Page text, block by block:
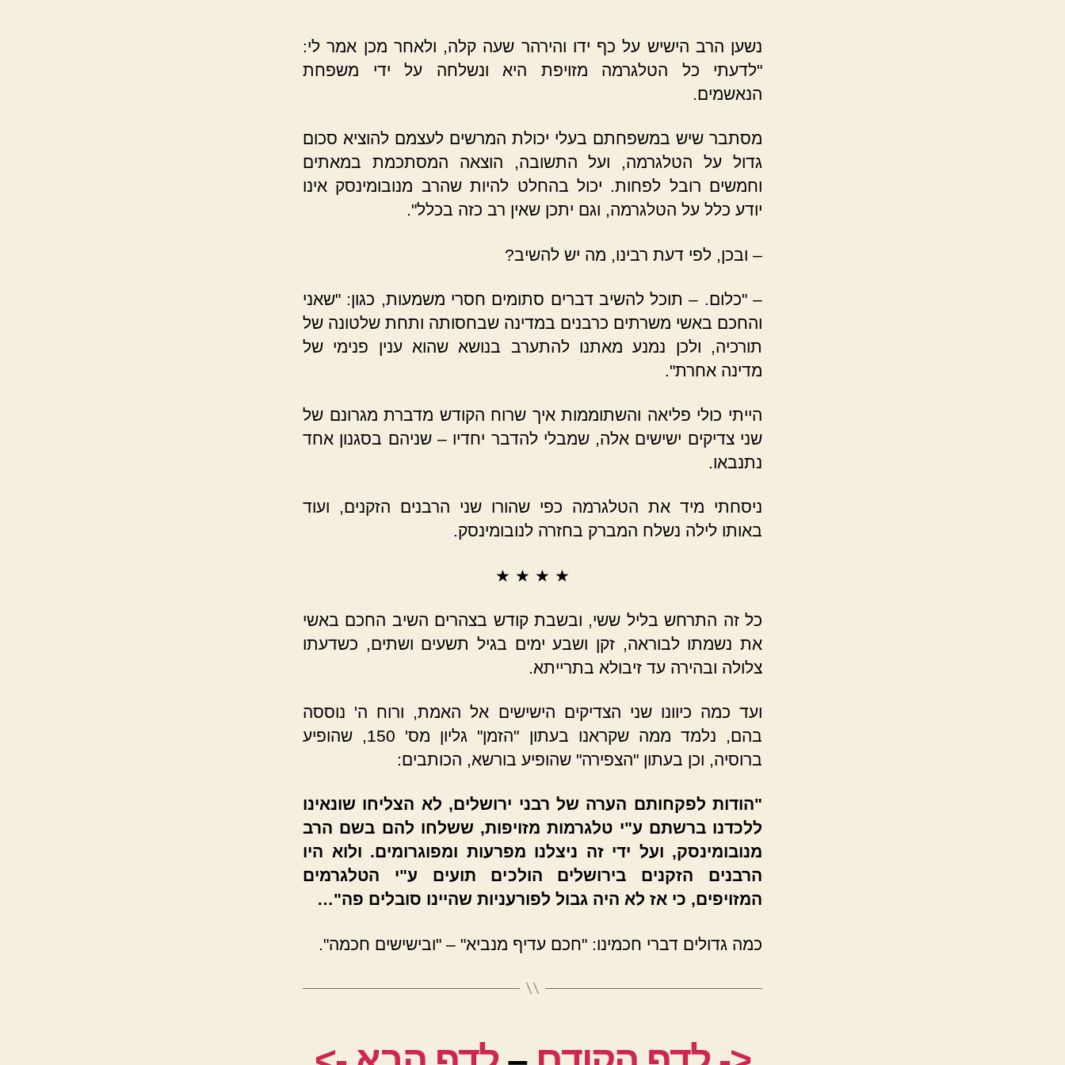
נשען הרב הישיש על כף ידו והירהר שעה קלה, ולאחר מכן אמר לי:
"לדעתי כל הטלגרמה מזויפת היא ונשלחה על ידי משפחת
הנאשמים.
מסתבר שיש במשפחתם בעלי יכולת המרשים לעצמם להוציא סכום
גדול על הטלגרמה, ועל התשובה, הוצאה המסתכמת במאתים
וחמשים רובל לפחות. יכול בהחלט להיות שהרב מנובומינסק אינו
יודע כלל על הטלגרמה, וגם יתכן שאין רב כזה בכלל".
– ובכן, לפי דעת רבינו, מה יש להשיב?
– "כלום. – תוכל להשיב דברים סתומים חסרי משמעות, כגון: "שאני
והחכם באשי משרתים כרבנים במדינה שבחסותה ותחת שלטונה של
תורכיה, ולכן נמנע מאתנו להתערב בנושא שהוא ענין פנימי של
מדינה אחרת".
הייתי כולי פליאה והשתוממות איך שרוח הקודש מדברת מגרונם של
שני צדיקים ישישים אלה, שמבלי להדבר יחדיו – שניהם בסגנון אחד
נתנבאו.
ניסחתי מיד את הטלגרמה כפי שהורו שני הרבנים הזקנים, ועוד
באותו לילה נשלח המברק בחזרה לנובומינסק.
★ ★ ★ ★
כל זה התרחש בליל ששי, ובשבת קודש בצהרים השיב החכם באשי
את נשמתו לבוראה, זקן ושבע ימים בגיל תשעים ושתים, כשדעתו
צלולה ובהירה עד זיבולא בתרייתא.
ועד כמה כיוונו שני הצדיקים הישישים אל האמת, ורוח ה' נוססה
בהם, נלמד ממה שקראנו בעתון "הזמן" גליון מס' 150, שהופיע
ברוסיה, וכן בעתון "הצפירה" שהופיע בורשא, הכותבים:
"הודות לפקחותם הערה של רבני ירושלים, לא הצליחו שונאינו
ללכדנו ברשתם ע"י טלגרמות מזויפות, ששלחו להם בשם הרב
מנובומינסק, ועל ידי זה ניצלנו מפרעות ומפוגרומים. ולוא היו
הרבנים הזקנים בירושלים הולכים תועים ע"י הטלגרמים
המזויפים, כי אז לא היה גבול לפורעניות שהיינו סובלים פה"…
כמה גדולים דברי חכמינו: "חכם עדיף מנביא" – "ובישישים חכמה".